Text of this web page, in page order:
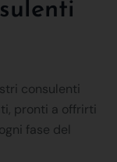
consulenti
pronti a offrirti
fase del